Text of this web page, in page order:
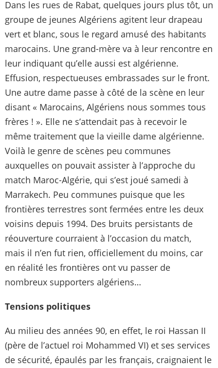
Dans les rues de Rabat, quelques jours plus tôt, un
groupe de jeunes Algériens agitent leur drapeau
vert et blanc, sous le regard amusé des habitants
marocains. Une grand-mère va à leur rencontre en
leur indiquant qu’elle aussi est algérienne.
Effusion, respectueuses embrassades sur le front.
Une autre dame passe à côté de la scène en leur
disant « Marocains, Algériens nous sommes tous
frères ! ». Elle ne s’attendait pas à recevoir le
même traitement que la vieille dame algérienne.
Voilà le genre de scènes peu communes
auxquelles on pouvait assister à l’approche du
match Maroc-Algérie, qui s’est joué samedi à
Marrakech. Peu communes puisque que les
frontières terrestres sont fermées entre les deux
voisins depuis 1994. Des bruits persistants de
réouverture courraient à l’occasion du match,
mais il n’en fut rien, officiellement du moins, car
en réalité les frontières ont vu passer de
nombreux supporters algériens…
Tensions politiques
Au milieu des années 90, en effet, le roi Hassan II
(père de l’actuel roi Mohammed VI) et ses services
de sécurité, épaulés par les français, craignaient le